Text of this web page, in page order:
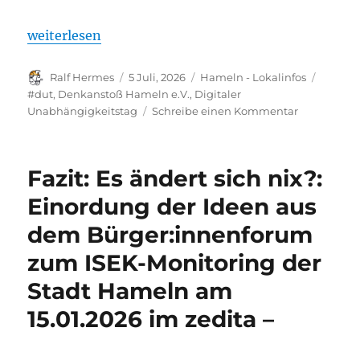
„In Vorbereitung: Digitaler Independence Day –
weiterlesen
Autor
Ralf Hermes
Veröffentlicht
am
5 Juli, 2026 Kategorien
Hameln - Lokalinfos
#dut, Denkanstoß Hameln e.V., Digitaler
Unabhängigkeitstag
Schreibe einen Kommentarzu
–
ab
Herbst
2026
Fazit: Es ändert sich nix?:
Einordung der Ideen aus
dem Bürger:innenforum
zum ISEK-Monitoring der
Stadt Hameln am
15.01.2026 im zedita –